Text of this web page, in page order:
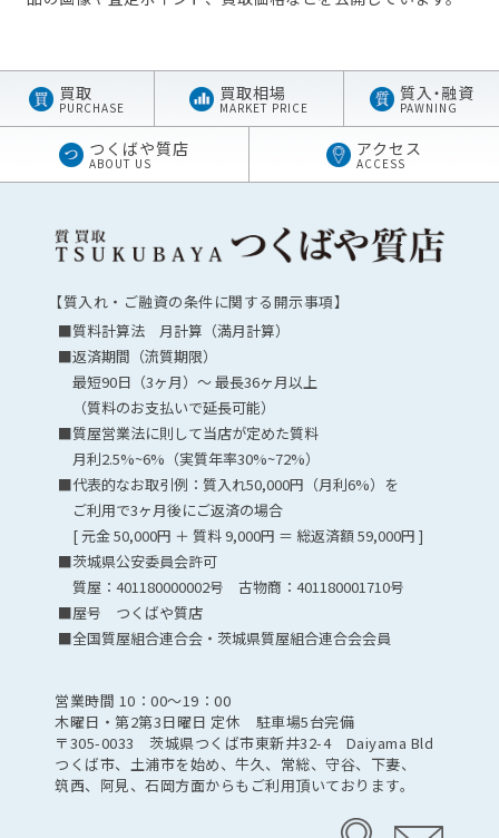
買取
PURCHASE
買取相場
MARKET PRICE
質 入・融資
PAWNING
つくばや質店
ABOUT US
アクセス
ACCESS
【質入れ・ご融資の条件に関する開示事項】
■質料計算法 月計算（満月計算）
■返済期間（流質期限）
最短90日（3ヶ月）～ 最長36ヶ月以上
（質料のお支払いで延長可能）
■質屋営業法に則して当店が定めた質料
月利2.5%~6%（実質年率30%~72%）
■代表的なお取引例：質入れ50,000円（月利6%）を
ご利用で3ヶ月後にご返済の場合
[ 元金 50,000円 ＋ 質料 9,000円 ＝ 総返済額 59,000円 ]
■茨城県公安委員会許可
質屋：401180000002号 古物商：401180001710号
■屋号 つくばや質店
■全国質屋組合連合会・茨城県質屋組合連合会会員
営業時間 10：00〜19：00
木曜日・第2第3日曜日 定休 駐車場5台完備
〒305-0033 茨城県つくば市東新井32-4 Daiyama Bld
つくば市、土浦市を始め、牛久、常総、守谷、下妻、
筑西、阿見、石岡方面からもご利用頂いております。